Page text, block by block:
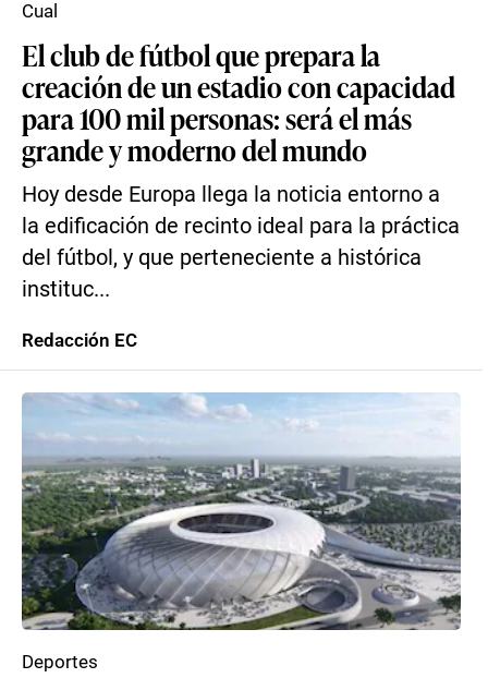
El club de fútbol que prepara la
creación de un estadio con capacidad
para 100 mil personas: será el más
grande y moderno del mundo
Hoy desde Europa llega la noticia entorno a
la edificación de recinto ideal para la práctica
del fútbol, y que perteneciente a histórica
instituc...
Cual
Redacción EC
Deportes